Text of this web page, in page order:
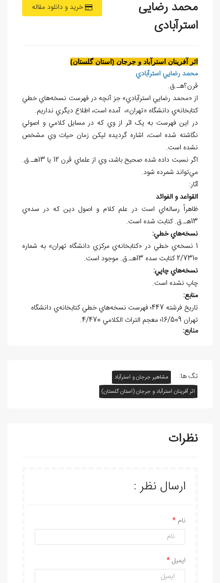
خرید و دانلود مقاله
محمد رضایی
استرآبادی
اثر آفرينان استرآباد و جرجان (استان گلستان)
محمد رضايي استرآبادي
قرن؟هـ.ق.
از «محمد رضايي استرآبادي» جز آنچه در فهرست نسخه‌هاي خطي
کتابخانه‌ي دانشگاه «تهران»، آمده است، اطلاع ديگري نداريم.
در اين فهرست به يک اثر از وي که در مسايل کلامي و اصولي
نگاشته شده است، اشاره گرديده ليکن زمان حيات وي مشخص
نشده است.
اگر نسبت داده شده صحيح باشد، وي از علماي قرن 12 يا 13هـ.ق.
مي‌تواند شمرده شود.
آثار:
القواعد و الفوائد
ظاهراً رساله‌اي است در علم کلام و اصول دين که در سده‌ي
13هـ.ق. کتابت شده است.
نسخههاي خطي:
1 نسخه‌ي خطي در «کتابخانه‌ي مرکزي دانشگاه تهران» به شماره
2/7310 کتابت سده 13هـ.ق. موجود است.
نسخههاي چاپي:
چاپ نشده است.
منابع:
تاريخ فرشته 447؛ فهرست نسخه‌هاي خطي کتابخانه‌ي دانشگاه
تهران 16/509؛ معجم التراث الکلامي 4/470.
منابع:
تگ ها:
مشاهیر جرجان و استرآباد
اثر آفرينان استرآباد و جرجان (استان گلستان)
نظرات
ارسال نظر :
نام
ایمیل